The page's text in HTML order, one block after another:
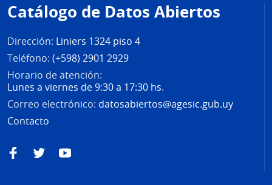
página
Catálogo de Datos Abiertos
Dirección: Liniers 1324 piso 4
Teléfono: (+598) 2901 2929
Horario de atención:
Lunes a viernes de 9:30 a 17:30 hs.
Correo electrónico: datosabiertos@agesic.gub.uy
Contacto
FacebookTwitterYouTube